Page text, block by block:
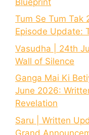
Tum Se Tum Tak
Episode Update:
Vasudha | 24th
Wall of Silence
Ganga Mai Ki
June 2026:
Revelation
Saru | Written
Grand